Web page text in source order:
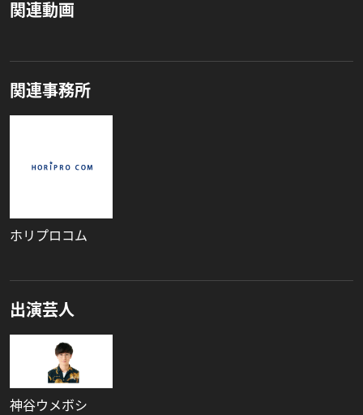
関連動画
関連事務所
ホリプロコム
出演芸人
神谷ウメボシ